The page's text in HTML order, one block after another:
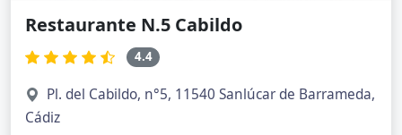
Restaurante N.5 Cabildo
4.4
Pl. del Cabildo, n°5, 11540 Sanlúcar de Barrameda,
Cádiz